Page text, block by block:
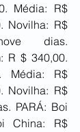
Média: R$
Novilha: R$
dias.
R $ 340,00.
Média: R$
Novilha: R$
PARÁ: Boi
China: R$